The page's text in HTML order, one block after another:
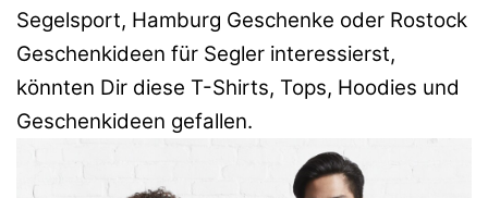
Segelsport, Hamburg Geschenke oder Rostock
Geschenkideen für Segler interessierst,
könnten Dir diese T-Shirts, Tops, Hoodies und
Geschenkideen gefallen.